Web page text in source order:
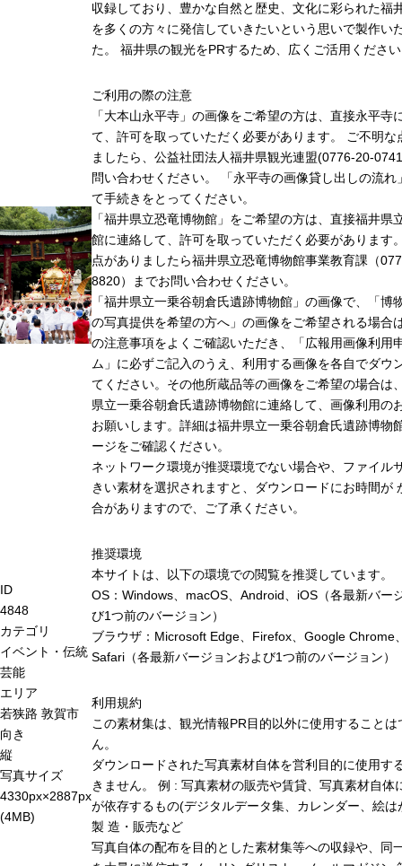
ID
4848
カテゴリ
イベント・伝統
芸能
エリア
若狭路 敦賀市
向き
縦
写真サイズ
4330px×2887px
(4MB)
収録しており、豊かな自然と歴史、文化に彩られた福
を多くの方々に発信していきたいという思いで製作い
た。 福井県の観光をPRするため、広くご活用くださ
ご利用の際の注意
「大本山永平寺」の画像をご希望の方は、直接永平寺
て、許可を取っていただく必要があります。 ご不明な
ましたら、公益社団法人福井県観光連盟(0776-20-
問い合わせください。 「永平寺の画像貸し出しの流れ
て手続きをとってください。
「福井県立恐竜博物館」をご希望の方は、直接福井県
館に連絡して、許可を取っていただく必要があります
点がありましたら福井県立恐竜博物館事業教育課（
8820）までお問い合わせください。
「福井県立一乗谷朝倉氏遺跡博物館」の画像で、「博
の写真提供を希望の方へ」の画像をご希望される場合
の注意事項をよくご確認いただき、「広報用画像利用
ム」に必ずご記入のうえ、利用する画像を各自でダウ
てください。その他所蔵品等の画像をご希望の場合は
県立一乗谷朝倉氏遺跡博物館に連絡して、画像利用の
お願いします。詳細は福井県立一乗谷朝倉氏遺跡博物
ージをご確認ください。
ネットワーク環境が推奨環境でない場合や、ファイル
きい素材を選択されますと、ダウンロードにお時間が
合がありますので、ご了承ください。
推奨環境
本サイトは、以下の環境での閲覧を推奨しています。
OS：Windows、macOS、Android、iOS（各最新バー
び1つ前のバージョン）
ブラウザ：Microsoft Edge、Firefox、Google Chrome
Safari（各最新バージョンおよび1つ前のバージョン）
利用規約
この素材集は、観光情報PR目的以外に使用することは
ん。
ダウンロードされた写真素材自体を営利目的に使用す
きません。 例 : 写真素材の販売や賃貸、写真素材自体
が依存するもの(デジタルデータ集、カレンダー、絵は
製 造・販売など
写真自体の配布を目的とした素材集等への収録や、同